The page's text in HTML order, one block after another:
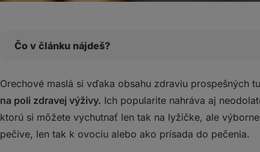
Čo v článku nájdeš?
100% orechové maslá – klasika, ktorá nikdy
Arašidové maslo
Mandľové maslo
Kešu maslo
Ochutené orechové krémy
Orechové maslá si vďaka obsahu zdraviu prospešných
na poli zdravej výživy. Ich popularite nahráva aj
ktorú si môžete vychutnať len tak na lyžičke, ale
pečive, len tak k ovociu alebo ako prísada do pečenia.